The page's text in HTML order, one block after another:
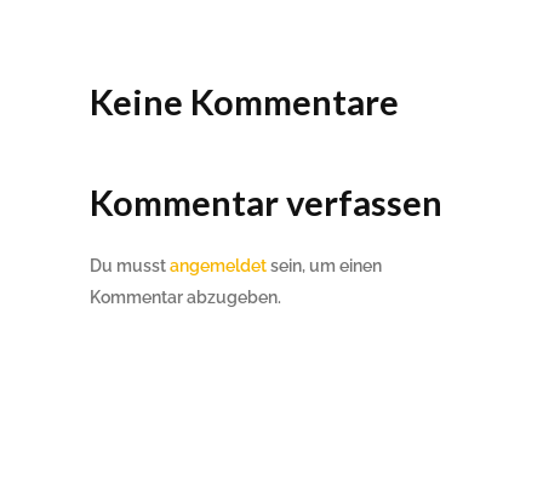
Keine Kommentare
Kommentar verfassen
Du musstangemeldetsein, um einen
Kommentar abzugeben.